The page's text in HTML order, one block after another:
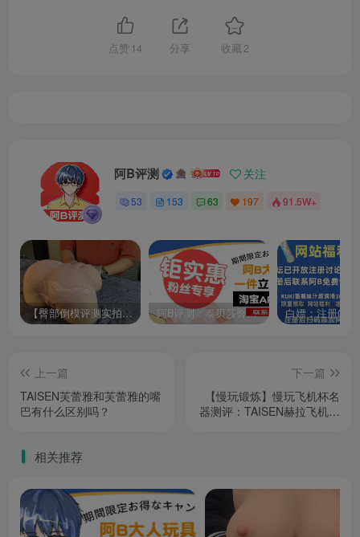
点赞 14 分享 收藏 2
阿B评测 关注
53 153 63 197 91.5W+
【臀部倒模评测实拍飞机杯视频】：TAISEN泰贝莎欧美飞机杯真人比例臀部倒膜 阿B评测：泰贝莎臀模倒模飞机杯评测
上一篇
TAISEN芙蕾雅和芙蕾雅的嘴
巴有什么区别吗？
下一篇
【慢玩锻炼】慢玩飞机杯名
器测评：TAISEN赫拉飞机杯
相关推荐